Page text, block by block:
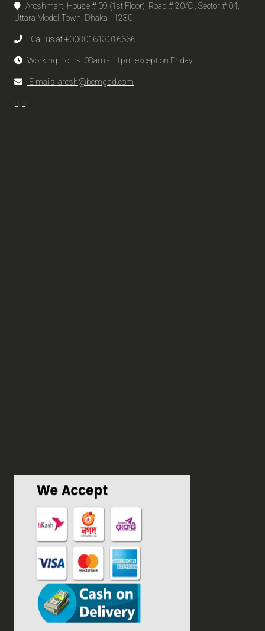
Aroshmart, House # 09 (1st Floor), Road # 20/C , Sector # 04,
Uttara Model Town, Dhaka - 1230
Call us at +00801613016666
Working Hours: 08am - 11pm except on Friday
E mails: arosh@bcmgbd.com